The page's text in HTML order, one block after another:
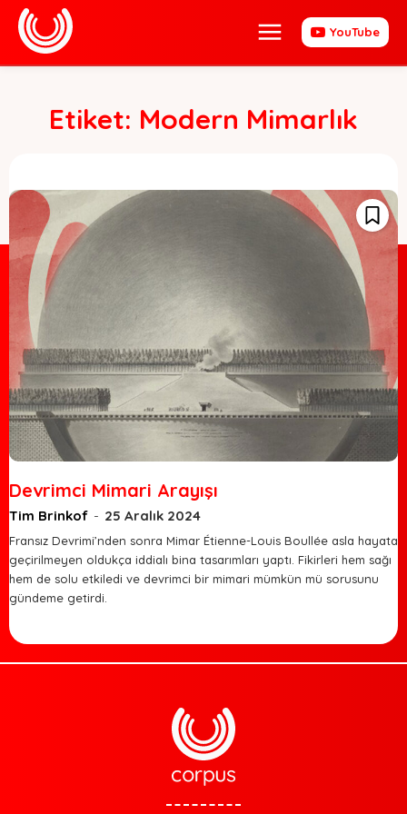
YouTube
Etiket: Modern Mimarlık
Devrimci Mimari Arayışı
Tim Brinkof - 25 Aralık 2024
Fransız Devrimi’nden sonra Mimar Étienne-Louis Boullée asla hayata
geçirilmeyen oldukça iddialı bina tasarımları yaptı. Fikirleri hem sağı
hem de solu etkiledi ve devrimci bir mimari mümkün mü sorusunu
gündeme getirdi.